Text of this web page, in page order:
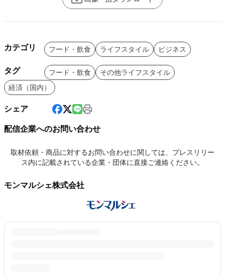
カテゴリ フード・飲食 ライフスタイル ビジネス
タグ フード・飲食
その他ライフスタイル
経済（国内）
シェア
配信企業へのお問い合わせ
取材依頼・商品に対するお問い合わせに関しては、プレスリリー
ス内に記載されている企業・団体に直接ご連絡ください。
モンマルシェ株式会社